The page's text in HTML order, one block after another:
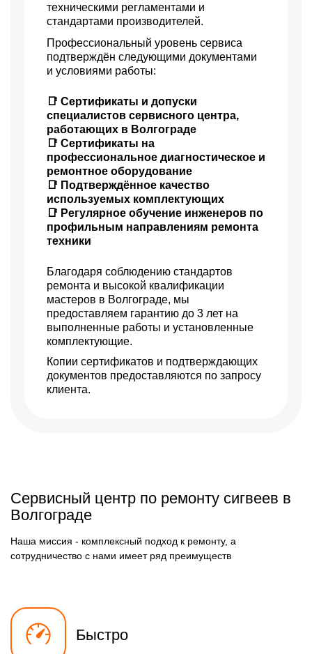
техническими регламентами и
стандартами производителей.
Профессиональный уровень сервиса
подтверждён следующими документами
и условиями работы:
📑 Сертификаты и допуски
специалистов сервисного центра,
работающих в Волгограде
📑 Сертификаты на
профессиональное диагностическое и
ремонтное оборудование
📑 Подтверждённое качество
используемых комплектующих
📑 Регулярное обучение инженеров по
профильным направлениям ремонта
техники
Благодаря соблюдению стандартов
ремонта и высокой квалификации
мастеров в Волгограде, мы
предоставляем гарантию до 3 лет на
выполненные работы и установленные
комплектующие.
Копии сертификатов и подтверждающих
документов предоставляются по запросу
клиента.
Сервисный центр по ремонту сигвеев в
Волгограде
Наша миссия - комплексный подход к ремонту, а
сотрудничество с нами имеет ряд преимуществ
Быстро